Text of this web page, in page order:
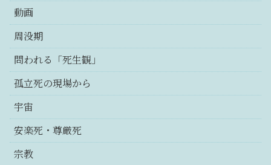
動画
周没期
問われる「死生観」
孤立死の現場から
宇宙
安楽死・尊厳死
宗教